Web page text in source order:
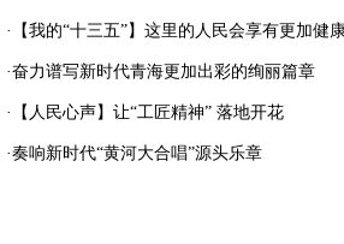
· 【我的“十三五”】这里的人民会享有更加健
·奋力谱写新时代青海更加出彩的绚丽篇章
· 【人民心声】让“工匠精神” 落地开花
·奏响新时代“黄河大合唱”源头乐章